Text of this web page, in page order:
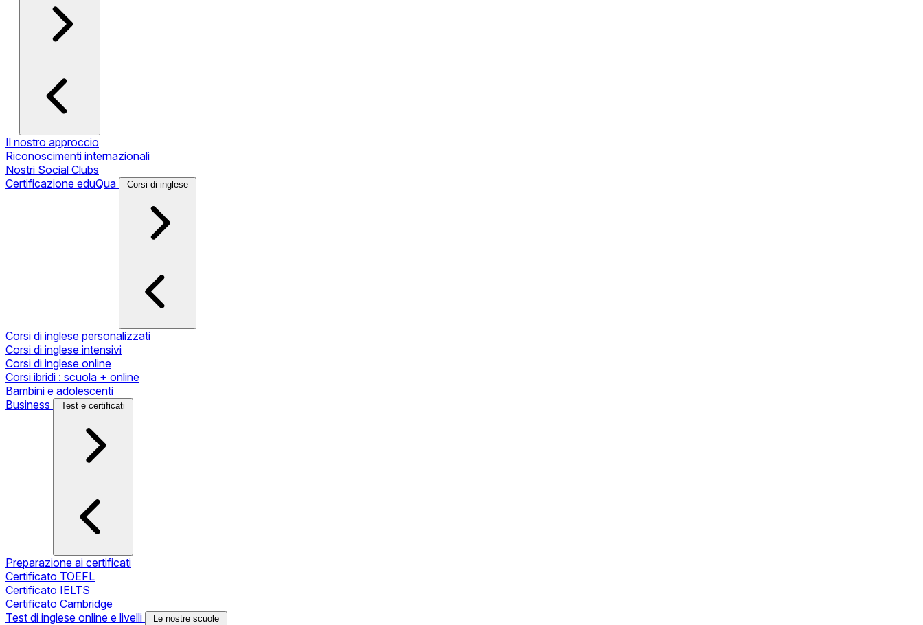
Il nostro approccio
Riconoscimenti internazionali
Nostri Social Clubs
Certificazione eduQua
Corsi di inglese
Corsi di inglese personalizzati
Corsi di inglese intensivi
Corsi di inglese online
Corsi ibridi : scuola + online
Bambini e adolescenti
Business
Test e certificati
Preparazione ai certificati
Certificato TOEFL
Certificato IELTS
Certificato Cambridge
Test di inglese online e livelli
Le nostre scuole